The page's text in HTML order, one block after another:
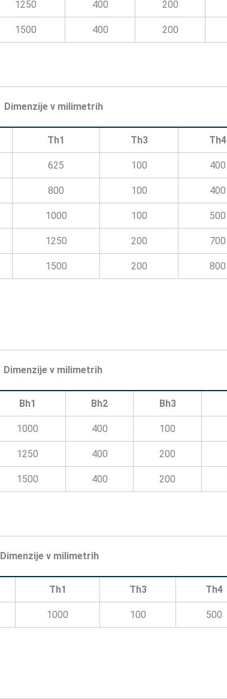
1250 400 200
1500 400 200
Dimenzije v milimetrih
Th1 Th3 Th4
625 100 400
800 100 400
1000 100 500
1250 200 700
1500 200 800
Dimenzije v milimetrih
Bh1 Bh2 Bh3
1000 400 100
1250 400 200
1500 400 200
Dimenzije v milimetrih
Th1 Th3 Th4
1000 100 500